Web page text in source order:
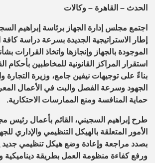
الحدث – القاهرة – وكالات
اجتمع مجلس إدارة الجهاز برئاسة إبراهيم
إطار الاستراتيجية الجديدة بسرعة دراسة كافة
الموجودة بالجهاز وإنجازها واتخاذ القرارات
استقرار المراكز القانونية للمخاطبين بأحكام
بناءً على توجيهات نيفين جامع، وزيرة التجارة
الجهود وسرعة الفصل والبت في الأعمال
حماية المنافسة ومنع الممارسات الاحتكارية.
طرح إبراهيم السجيني، القائم بأعمال رئيس
الأمور المتعلقة بالهيكل التنظيمي والإداري
بصدد مراجعة وإعادة وضع هيكل تنظيمي جديد
ورفع كفاءة منظومة العمل بطريقة